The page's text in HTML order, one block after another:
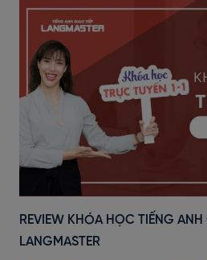
REVIEW KHÓA HỌC TIẾNG ANH
LANGMASTER